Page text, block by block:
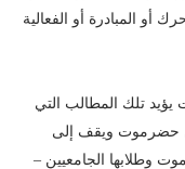
المبادرة أو الفعالية
تلك المطالب التي
ويقف إلى
الجامعيين –